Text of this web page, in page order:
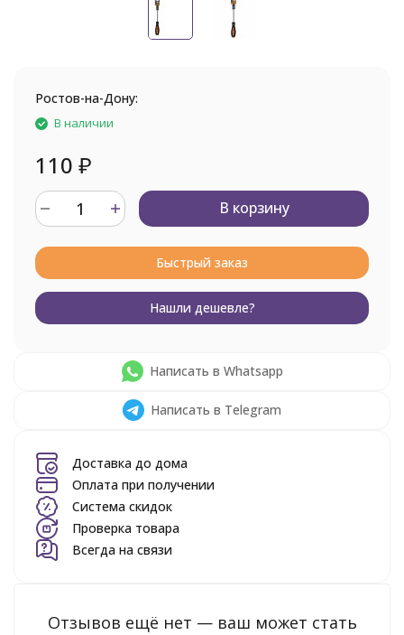
Ростов-на-Дону:
В наличии
110 ₽
В корзину
Быстрый заказ
Нашли дешевле?
Написать в Whatsapp
Написать в Telegram
Доставка до дома
Оплата при получении
Система скидок
Проверка товара
Всегда на связи
Отзывов ещё нет — ваш может стать